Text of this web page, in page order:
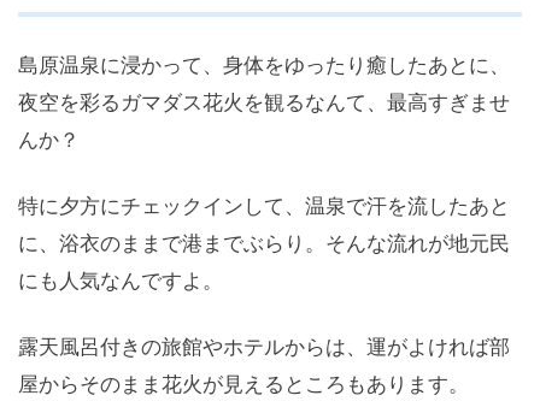
島原温泉に浸かって、身体をゆったり癒したあとに、
夜空を彩るガマダス花火を観るなんて、最高すぎませ
んか？
特に夕方にチェックインして、温泉で汗を流したあと
に、浴衣のままで港までぶらり。そんな流れが地元民
にも人気なんですよ。
露天風呂付きの旅館やホテルからは、運がよければ部
屋からそのまま花火が見えるところもあります。